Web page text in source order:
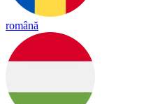
română